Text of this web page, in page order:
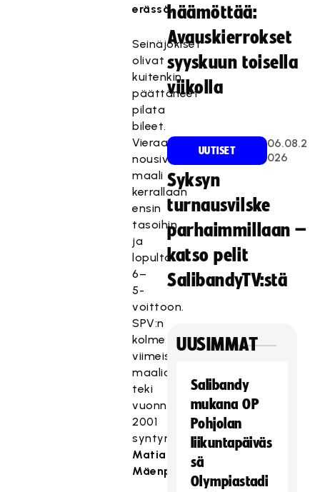
erässä.
Seinäjokiset
olivat
kuitenkin
päättäneet
pilata
bileet.
Vieraat
nousivat
maali
kerrallaan
ensin
tasoihin
ja
lopulta
6–
5-
voittoon.
SPV:n
kolme
viimeistä
maalia
teki
vuonna
2001
syntynyt
Matias
Mäenpää
häämöttää:
Avauskierrokset
syyskuun toisella
viikolla
UUTISET
06.08.2
026
Syksyn
turnausvilske
parhaimmillaan –
katso pelit
SalibandyTV:stä
UUSIMMAT
Salibandy
mukana OP
Pohjolan
liikuntapäiväs
sä
Olympiastadi